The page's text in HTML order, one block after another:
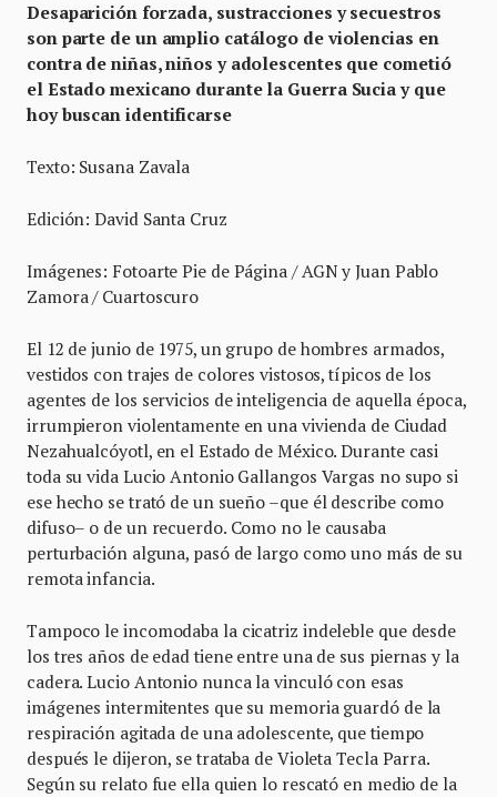
Desaparición forzada, sustracciones y secuestros
son parte de un amplio catálogo de violencias en
contra de niñas, niños y adolescentes que cometió
el Estado mexicano durante la Guerra Sucia y que
hoy buscan identificarse
Texto: Susana Zavala
Edición: David Santa Cruz
Imágenes: Fotoarte Pie de Página / AGN y Juan Pablo
Zamora / Cuartoscuro
El 12 de junio de 1975, un grupo de hombres armados,
vestidos con trajes de colores vistosos, típicos de los
agentes de los servicios de inteligencia de aquella época,
irrumpieron violentamente en una vivienda de Ciudad
Nezahualcóyotl, en el Estado de México. Durante casi
toda su vida Lucio Antonio Gallangos Vargas no supo si
ese hecho se trató de un sueño –que él describe como
difuso– o de un recuerdo. Como no le causaba
perturbación alguna, pasó de largo como uno más de su
remota infancia.
Tampoco le incomodaba la cicatriz indeleble que desde
los tres años de edad tiene entre una de sus piernas y la
cadera. Lucio Antonio nunca la vinculó con esas
imágenes intermitentes que su memoria guardó de la
respiración agitada de una adolescente, que tiempo
después le dijeron, se trataba de Violeta Tecla Parra.
Según su relato fue ella quien lo rescató en medio de la